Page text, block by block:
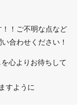
！ご不明な点など
合わせください！
心よりお待ちして
すように